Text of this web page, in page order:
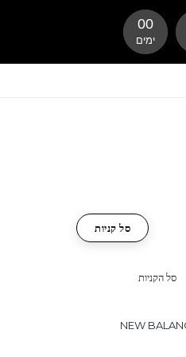
סל הקניות
סל קניות
00
ימים